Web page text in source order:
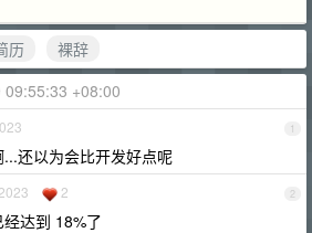
历
裸辞
+08:00
1
还以为会比开发好点呢
2
2
达到 18%了